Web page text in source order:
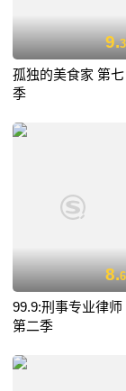
9.3
孤独的美食家 第七
季
8.6
99.9:刑事专业律师
第二季